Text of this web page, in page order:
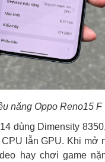
năng Oppo Reno15 F
dùng Dimensity
lẫn GPU. Khi mở
hay chơi game